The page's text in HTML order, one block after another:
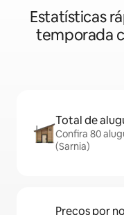
Estatísticas
temporada
Total de
Confira 80
(Sarnia)
Preços por